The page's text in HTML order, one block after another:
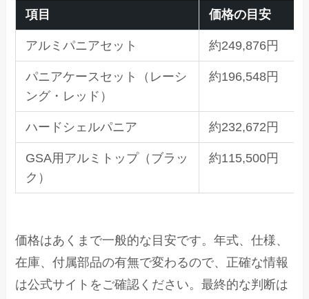
項目 価格の目安
アルミパニアセット 約249,876円
パニアケースセット（レーシ
ング・レッド）
約196,548円
ハードシェルパニア 約232,672円
GSA用アルミトップ（ブラッ
ク）
約115,500円
価格はあくまで一般的な目安です。年式、仕様、
在庫、付属部品の有無で変わるので、正確な情報
は公式サイトをご確認ください。最終的な判断は